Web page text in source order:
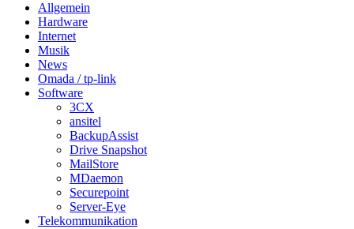
Allgemein
Hardware
Internet
Musik
News
Omada / tp-link
Software
3CX
ansitel
BackupAssist
Drive Snapshot
MailStore
MDaemon
Securepoint
Server-Eye
Telekommunikation